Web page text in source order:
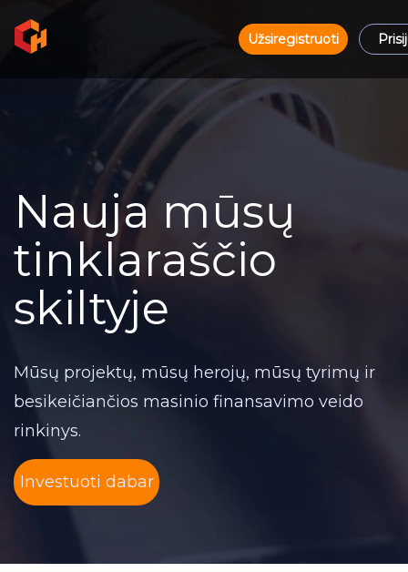
Užsiregistruoti
Nauja mūsų
tinklaraščio
skiltyje
Mūsų projektų, mūsų herojų, mūsų tyrimų ir
besikeičiančios masinio finansavimo veido
rinkinys.
Investuoti dabar